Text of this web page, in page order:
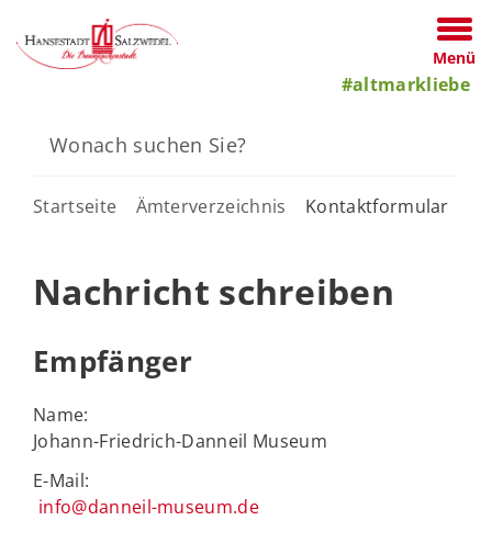
Menü
#altmarkliebe
Startseite Ämterverzeichnis Kontaktformular
Nachricht schreiben
Empfänger
Name:
Johann-Friedrich-Danneil Museum
E-Mail:
info@danneil-museum.de